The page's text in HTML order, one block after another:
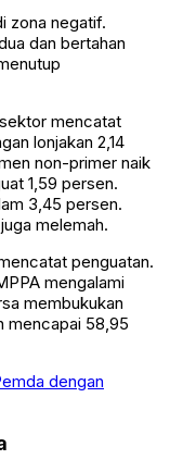
zona negatif.
dan bertahan
mencatat
lonjakan 2,14
non-primer naik
1,59 persen.
3,45 persen.
melemah.
penguatan.
mengalami
membukukan
mencapai 58,95
dengan